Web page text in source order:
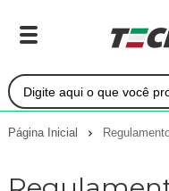
Página Inicial